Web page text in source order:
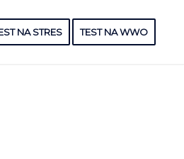
NA STRES TEST NA WWO